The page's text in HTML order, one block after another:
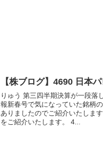
【株ブログ】4690 日本
りゅう 第三四半期決算が一段落
報新春号で気になっていた銘柄
ありましたのでご紹介いたしま
をご紹介いたします。 4...